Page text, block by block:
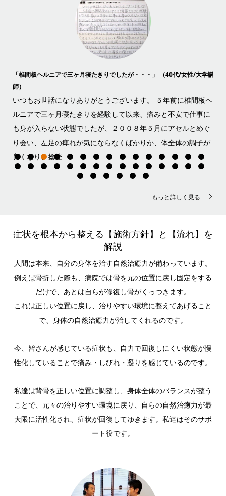
「椎間板ヘルニアで三ヶ月寝たきりでしたが・・・」 （40代/女性/大学講
師）
いつもお世話になりありがとうございます。 ５年前に椎間板ヘ
ルニアで三ヶ月寝たきりを経験して以来、痛みと不安で仕事に
も身が入らない状態でしたが、２００８年５月にアセルとめぐ
り会い、左足の痺れが気にならなくばかりか、体全体の調子が
良くなり、捻挫...
もっと詳しく見る
症状を根本から整える【施術方針】と【流れ】を
解説
人間は本来、自分の身体を治す自然治癒力が備わっています。
例えば骨折した際も、病院では骨を元の位置に戻し固定をする
だけで、あとは自らが修復し骨がくっつきます。
これは正しい位置に戻し、治りやすい環境に整えてあげること
で、身体の自然治癒力が治してくれるのです。
今、皆さんが感じている症状も、自力で回復しにくい状態が慢
性化していることで痛み・しびれ・凝りを感じているのです。
私達は背骨を正しい位置に調整し、身体全体のバランスが整う
ことで、元々の治りやすい環境に戻り、自らの自然治癒力が最
大限に活性化され、症状が回復してゆきます。私達はそのサポ
ート役です。